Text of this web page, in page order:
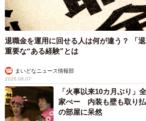
退職金を運用に回せる人は何が違う？ 「
重要な“ある経験”とは
まいどなニュース情報部
2026.08.07
「火事以来10カ月ぶり」
家ぺー 内装も壁も取り
の部屋に呆然